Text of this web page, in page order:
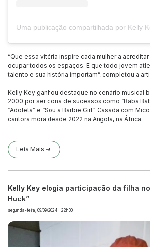
“Que essa vitória inspire cada mulher a
ocupar todos os espaços. E que todo jovem
talento e sua história importam”, completou a
Kelly Key ganhou destaque no cenário musical
2000 por ser dona de sucessos como “Baba
“Adoleta” e “Sou a Barbie Girl”. Casada com
cantora mora desde 2022 na Angola, na África.
Leia Mais
Kelly Key elogia participação da filha no
Huck”
segunda-feira, 09/09/2024 - 22h00